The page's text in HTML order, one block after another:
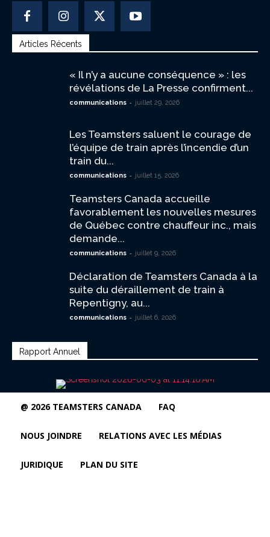
Articles Récents
« Il n’y a aucune conséquence » : les
révélations de La Presse confirment...
communications - juillet 29, 2026
Les Teamsters saluent le courage de
l’équipe de train après l’incendie d’un
train du...
communications - juillet 15, 2026
Teamsters Canada accueille
favorablement les nouvelles mesures
de Québec contre chauffeur inc., mais
demande...
communications - juillet 9, 2026
Déclaration de Teamsters Canada à la
suite du déraillement de train à
Repentigny, au...
communications - juillet 6, 2026
Rapport Annuel
@ 2026 TEAMSTERS CANADA FAQ
NOUS JOINDRE RELATIONS AVEC LES MÉDIAS
JURIDIQUE PLAN DU SITE